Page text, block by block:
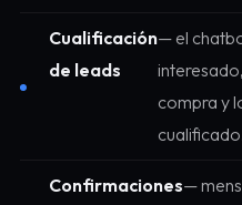
Cualificación
de leads
— el
compra y
Confirmaciones—